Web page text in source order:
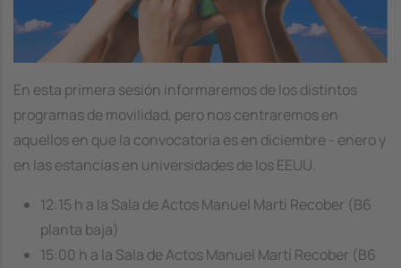
En esta primera sesión informaremos de los distintos
programas de movilidad, pero nos centraremos en
aquellos en que la convocatoria es en diciembre - enero y
en las estancias en universidades de los EEUU.
12:15 h a la Sala de Actos Manuel Martí Recober (B6
planta baja)
15:00 h a la Sala de Actos Manuel Martí Recober (B6